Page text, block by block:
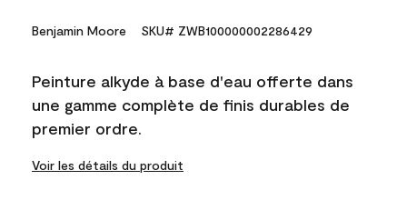
Benjamin Moore SKU# ZWB100000002286429
Peinture alkyde à base d'eau offerte dans
une gamme complète de finis durables de
premier ordre.
Voir les détails du produit